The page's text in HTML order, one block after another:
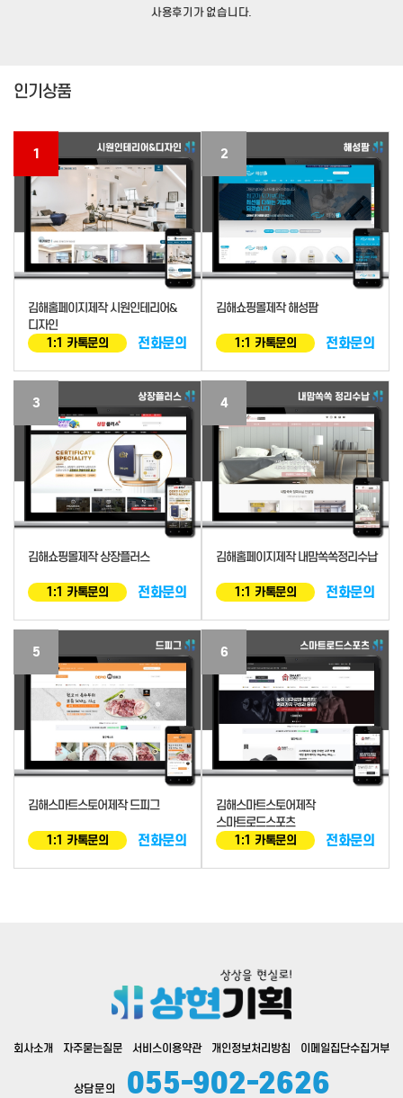
사용후기가 없습니다.
인기상품
1
김해홈페이지제작 시원인테리어&
디자인
1:1 카톡문의
전화문의
2
김해쇼핑몰제작 해성팜
1:1 카톡문의 전화문의
3
김해쇼핑몰제작 상장플러스
1:1 카톡문의 전화문의
4
김해홈페이지제작 내맘쏙쏙정리수납
1:1 카톡문의 전화문의
5
김해스마트스토어제작 드피그
1:1 카톡문의 전화문의
6
김해스마트스토어제작
스마트로드스포츠
1:1 카톡문의
전화문의
회사소개 자주묻는질문 서비스이용약관 개인정보처리방침 이메일집단수집거부
상담문의 055-902-2626